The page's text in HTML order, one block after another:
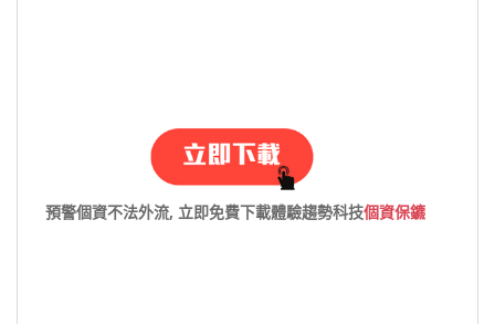
預警個資不法外流, 立即免費下載體驗趨勢科技個資保鑣